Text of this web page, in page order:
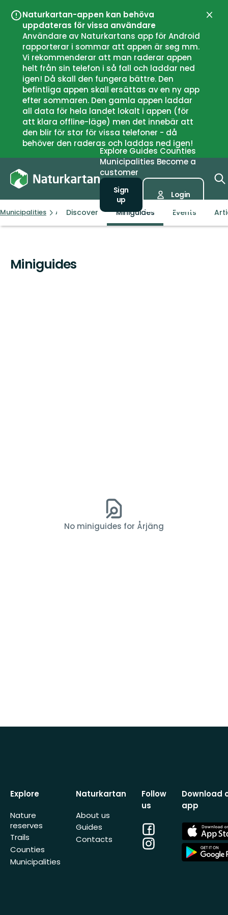
Naturkartan-appen kan behöva
uppdateras för vissa användare
Användare av Naturkartans app för Android
rapporterar i sommar att appen är seg mm.
Vi rekommenderar att man raderar appen
helt från sin telefon i så fall och laddar ned
igen! Då skall den fungera bättre. Den
befintliga appen skall ersättas av en ny app
efter sommaren. Den gamla appen laddar
all data för hela landet lokalt i appen (för
att klara offline-läge) men det innebär att
den blir för stor för vissa telefoner - då
behöver den raderas och laddas ned igen!
Close
Explore Guides Counties
Municipalities Become a
customer
Sign
up
Login
Municipalities ÅrjängDiscover Miniguides Events
Miniguides
No miniguides for Årjäng
Explore
Nature
reserves
Trails
Counties
Municipalities
Naturkartan
About us
Guides
Contacts
Follow
us
Facebook
Instagram
Download
app
App
Store
App
Store